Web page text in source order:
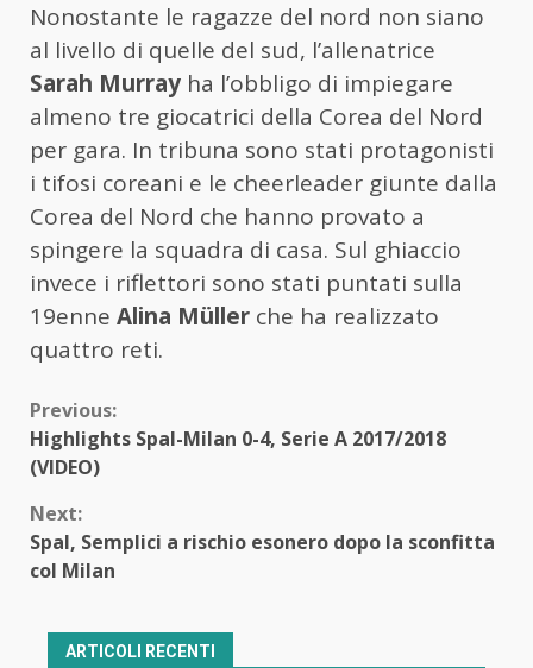
Nonostante le ragazze del nord non siano
al livello di quelle del sud, l’allenatrice
Sarah Murray ha l’obbligo di impiegare
almeno tre giocatrici della Corea del Nord
per gara. In tribuna sono stati protagonisti
i tifosi coreani e le cheerleader giunte dalla
Corea del Nord che hanno provato a
spingere la squadra di casa. Sul ghiaccio
invece i riflettori sono stati puntati sulla
19enne Alina Müller che ha realizzato
quattro reti.
Continue
Reading
Previous:
Highlights Spal-Milan 0-4, Serie A 2017/2018
(VIDEO)
Next:
Spal, Semplici a rischio esonero dopo la sconfitta
col Milan
ARTICOLI RECENTI